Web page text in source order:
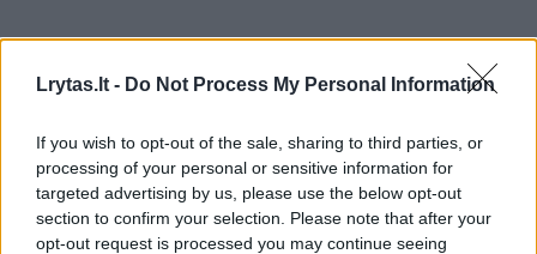
Lrytas.lt - Do Not Process My Personal Information
If you wish to opt-out of the sale, sharing to third parties, or
processing of your personal or sensitive information for
targeted advertising by us, please use the below opt-out
section to confirm your selection. Please note that after your
opt-out request is processed you may continue seeing